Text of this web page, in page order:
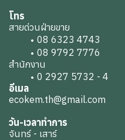
โทร
สายด่วนฝ่ายขาย
08 6323 4743
08 9792 7776
สำนักงาน
0 2927 5732 - 4
อีเมล
ecokem.th@gmail.com
วัน-เวลาทำการ
จันทร์ - เสาร์